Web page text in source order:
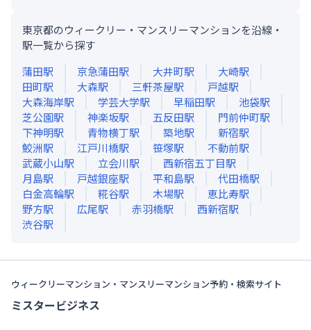
東京都のウィークリー・マンスリーマンションを沿線・
駅一覧から探す
蒲田駅 京急蒲田駅 大井町駅 大崎駅
田町駅 大森駅 三軒茶屋駅 戸越駅
大森海岸駅 学芸大学駅 早稲田駅 池袋駅
芝公園駅 神楽坂駅 五反田駅 門前仲町駅
下神明駅 青物横丁駅 築地駅 新宿駅
鮫洲駅 江戸川橋駅 笹塚駅 不動前駅
武蔵小山駅 立会川駅 西新宿五丁目駅
月島駅 戸越銀座駅 平和島駅 代田橋駅
白金高輪駅 糀谷駅 木場駅 恵比寿駅
野方駅 広尾駅 赤羽橋駅 西新宿駅
渋谷駅
ウィークリーマンション・マンスリーマンション予約・検索サイト
ミスタービジネス